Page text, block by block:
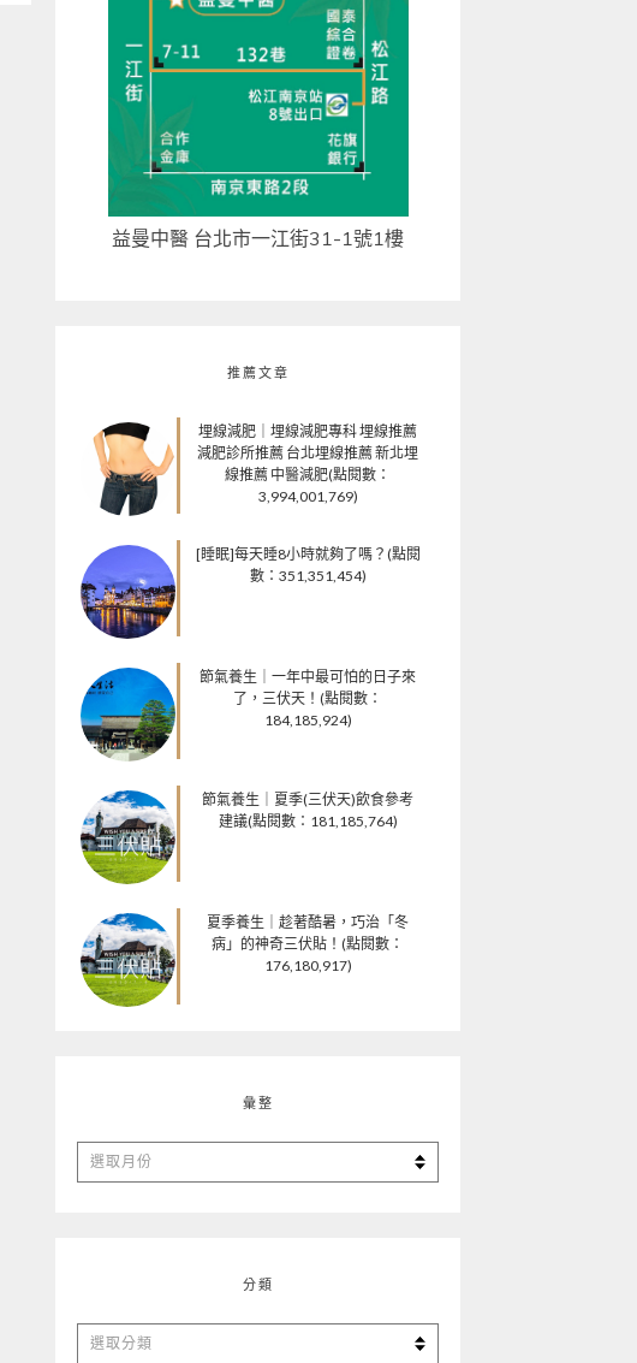
益曼中醫 台北市一江街31-1號1樓
推薦文章
埋線減肥｜埋線減肥專科 埋線推薦
減肥診所推薦 台北埋線推薦 新北埋
線推薦 中醫減肥(點閱數：
3,994,001,769)
[睡眠]每天睡8小時就夠了嗎？(點閱
數：351,351,454)
節氣養生｜一年中最可怕的日子來
了，三伏天！(點閱數：
184,185,924)
節氣養生｜夏季(三伏天)飲食參考
建議(點閱數：181,185,764)
夏季養生｜趁著酷暑，巧治「冬
病」的神奇三伏貼！(點閱數：
176,180,917)
彙整
彙
整
分類
分